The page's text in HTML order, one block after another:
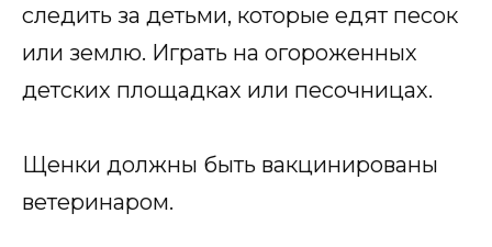
следить за детьми, которые едят песок
или землю. Играть на огороженных
детских площадках или песочницах.
Щенки должны быть вакцинированы
ветеринаром.